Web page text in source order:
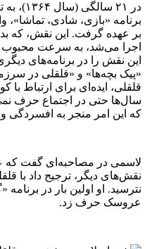
در ۲۱
برنامه «بازی، شادی، تماشا»،
بر عهده گرفت. این نقش، که
اجرا می‌شد، به سرعت محبوب
این نقش را در برنامه‌های
«پیک بچه‌ها» و «قلقلی در
قلقلی، ایده‌ای برای ارتباط با
سال‌ها حتی در اجتماع حرف
که این امر منجر به افسردگی و
لاسمی در مصاحبه‌ای گفت که
نقش‌های دیگر، ترجیح داد با
نترسید. او اولین بار در
عروسک حرف زد.